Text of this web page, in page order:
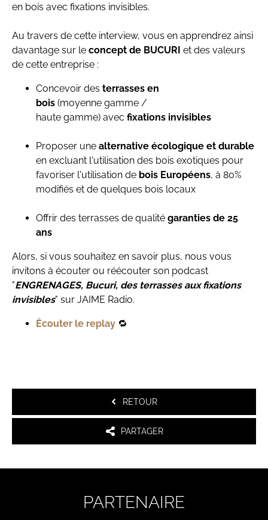
en bois avec fixations invisibles.
Au travers de cette interview, vous en apprendrez ainsi
davantage sur le concept de BUCURI et des valeurs
de cette entreprise :
Concevoir des terrasses en
bois (moyenne gamme /
haute gamme) avec fixations invisibles
Proposer une alternative écologique et durable
en excluant l'utilisation des bois exotiques pour
favoriser l'utilisation de bois Européens, à 80%
modifiés et de quelques bois locaux
Offrir des terrasses de qualité garanties de 25
ans
Alors, si vous souhaitez en savoir plus, nous vous
invitons à écouter ou réécouter son podcast
"ENGRENAGES, Bucuri, des terrasses aux fixations
invisibles" sur JAIME Radio.
Écouter le replay 🔁
RETOUR
PARTAGER
PARTENAIRE